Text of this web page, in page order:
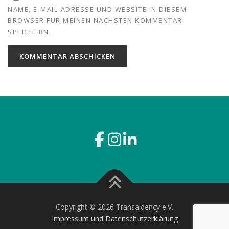
NAME, E-MAIL-ADRESSE UND WEBSITE IN DIESEM
BROWSER FÜR MEINEN NÄCHSTEN KOMMENTAR
SPEICHERN.
Copyright © 2026 Transaidency e.V.
Impressum und Datenschutzerklärung